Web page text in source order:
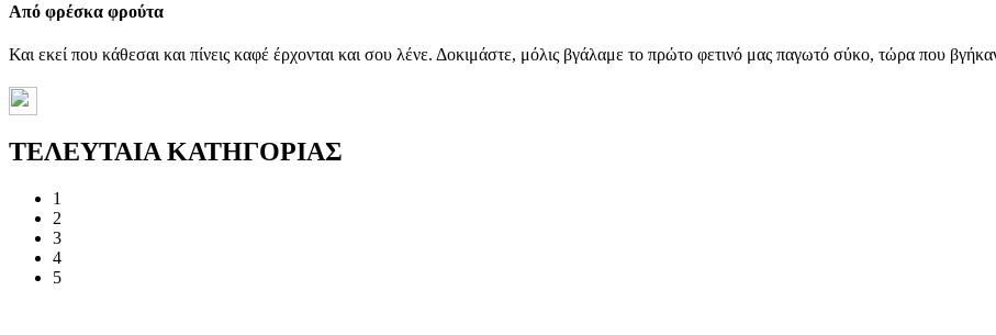
Από φρέσκα φρούτα
Και εκεί που κάθεσαι και πίνεις καφέ έρχονται και σου λένε. Δοκιμάστε, μόλις βγάλαμε το πρώτο φετινό μας παγωτό σύκο, τώρα που
ΤΕΛΕΥΤΑΙΑ ΚΑΤΗΓΟΡΙΑΣ
1
2
3
4
5